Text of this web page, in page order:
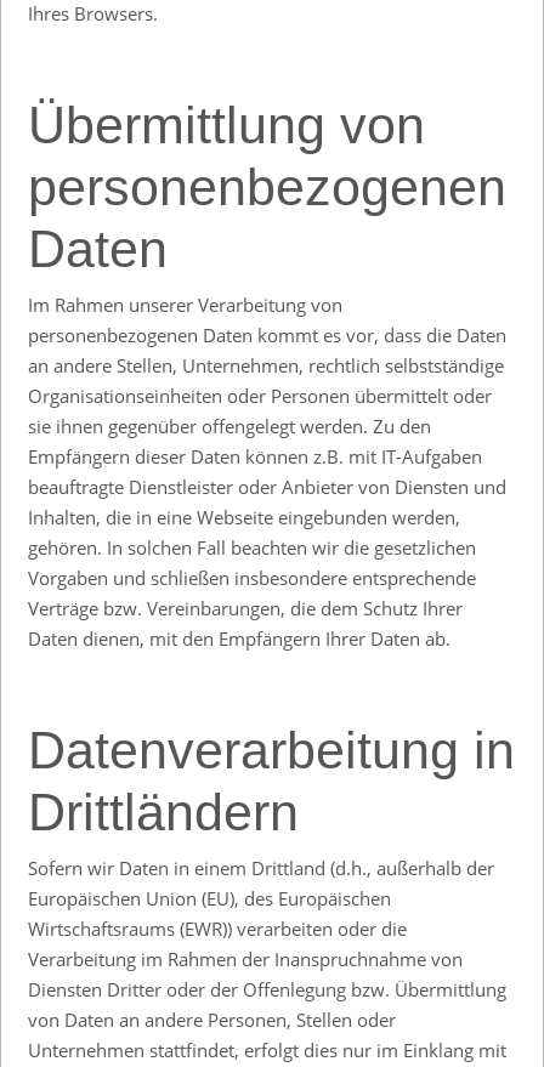
Ihres Browsers.
Übermittlung von
personenbezogenen
Daten
Im Rahmen unserer Verarbeitung von
personenbezogenen Daten kommt es vor, dass die Daten
an andere Stellen, Unternehmen, rechtlich selbstständige
Organisationseinheiten oder Personen übermittelt oder
sie ihnen gegenüber offengelegt werden. Zu den
Empfängern dieser Daten können z.B. mit IT-Aufgaben
beauftragte Dienstleister oder Anbieter von Diensten und
Inhalten, die in eine Webseite eingebunden werden,
gehören. In solchen Fall beachten wir die gesetzlichen
Vorgaben und schließen insbesondere entsprechende
Verträge bzw. Vereinbarungen, die dem Schutz Ihrer
Daten dienen, mit den Empfängern Ihrer Daten ab.
Datenverarbeitung in
Drittländern
Sofern wir Daten in einem Drittland (d.h., außerhalb der
Europäischen Union (EU), des Europäischen
Wirtschaftsraums (EWR)) verarbeiten oder die
Verarbeitung im Rahmen der Inanspruchnahme von
Diensten Dritter oder der Offenlegung bzw. Übermittlung
von Daten an andere Personen, Stellen oder
Unternehmen stattfindet, erfolgt dies nur im Einklang mit